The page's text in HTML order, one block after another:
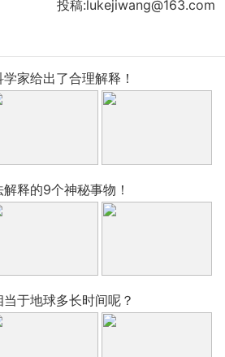
投稿:lukejiwang@163.com
家给出了合理解释！
释的9个神秘事物！
于地球多长时间呢？